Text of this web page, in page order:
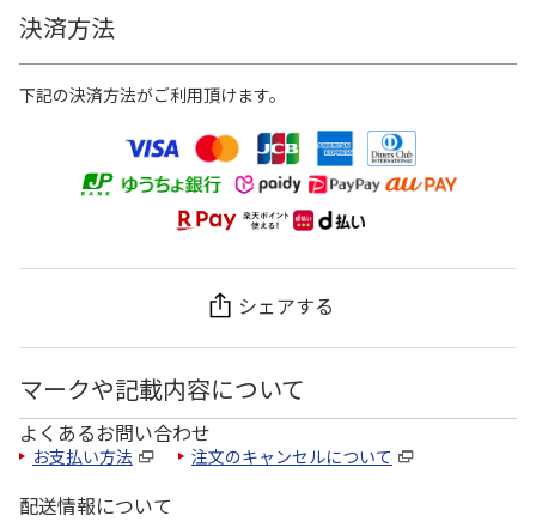
決済方法
下記の決済方法がご利用頂けます。
シェアする
マークや記載内容について
よくあるお問い合わせ
お支払い方法 注文のキャンセルについて
配送情報について